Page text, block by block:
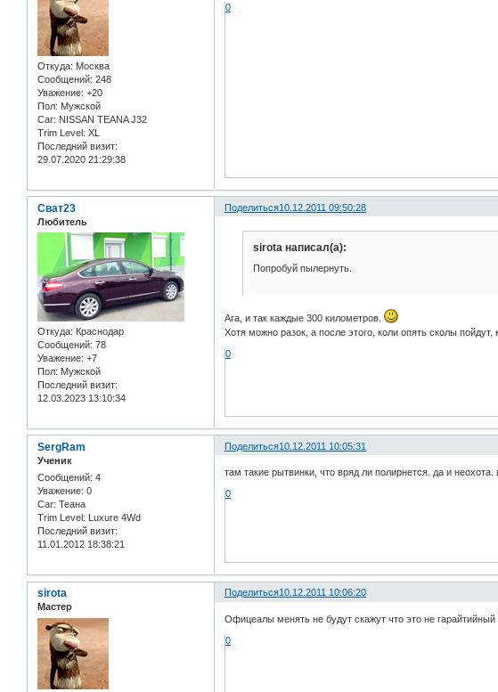
Откуда: Москва
Сообщений: 248
Уважение: +20
Пол: Мужской
Car: NISSAN TEANA J32
Trim Level: XL
Последний визит:
29.07.2020 21:29:38
0
Поделиться10.12.2011 09:50:28
Сват23
Любитель
Откуда: Краснодар
Сообщений: 78
Уважение: +7
Пол: Мужской
Последний визит:
12.03.2023 13:10:34
sirota написал(а):
Попробуй пылернуть.
Ага, и так каждые 300 километров.
Хотя можно разок, а после этого, коли опять сколы
0
Поделиться10.12.2011 10:05:31
SergRam
Ученик
Сообщений: 4
Уважение: 0
Car: Теана
Trim Level: Luxure 4Wd
Последний визит:
11.01.2012 18:38:21
там такие рытвинки, что вряд ли полирнется. да и
0
Поделиться10.12.2011 10:06:20
sirota
Мастер
Офицеалы менять не будут скажут что это не гарайтийный
0